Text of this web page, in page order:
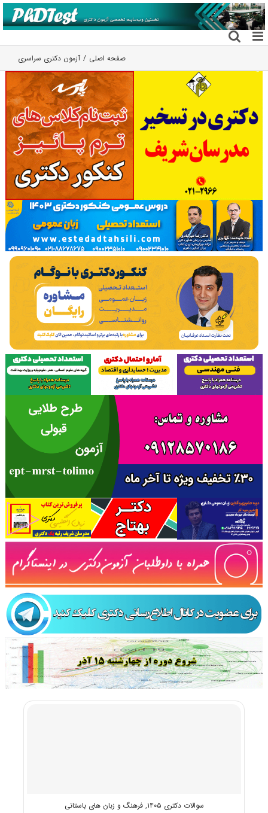
رفتن
به
محتوا
صفحه اصلی آزمون دکتری سراسری
سوالات دکتری ۱۴۰۵ ,فرهنگ و زبان های باستانی